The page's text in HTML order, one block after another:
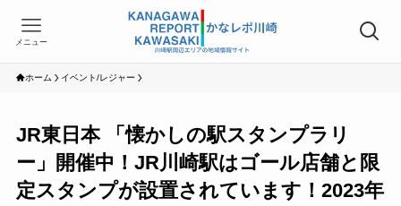
メニュー
ホーム イベント/レジャー
JR東日本 「懐かしの駅スタンプラリ
ー」開催中！JR川崎駅はゴール店舗と限
定スタンプが設置されています！2023年